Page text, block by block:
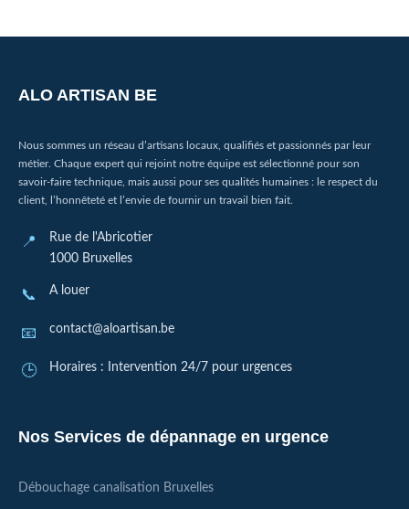
ALO ARTISAN BE
Nous sommes un réseau d’artisans locaux, qualifiés et passionnés par leur
métier. Chaque expert qui rejoint notre équipe est sélectionné pour son
savoir-faire technique, mais aussi pour ses qualités humaines : le respect du
client, l’honnêteté et l’envie de fournir un travail bien fait.
Rue de l'Abricotier
1000 Bruxelles
A louer
contact@aloartisan.be
Horaires : Intervention 24/7 pour urgences
Nos Services de dépannage en urgence
Débouchage canalisation Bruxelles